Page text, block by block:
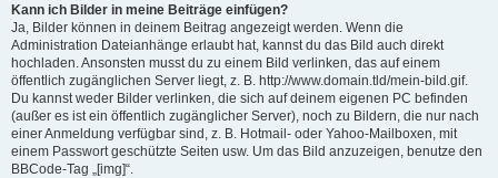
Kann ich Bilder in meine Beiträge einfügen?
Ja, Bilder können in deinem Beitrag angezeigt werden. Wenn die
Administration Dateianhänge erlaubt hat, kannst du das Bild auch direkt
hochladen. Ansonsten musst du zu einem Bild verlinken, das auf einem
öffentlich zugänglichen Server liegt, z. B. http://www.domain.tld/mein-bild.gif.
Du kannst weder Bilder verlinken, die sich auf deinem eigenen PC befinden
(außer es ist ein öffentlich zugänglicher Server), noch zu Bildern, die nur nach
einer Anmeldung verfügbar sind, z. B. Hotmail- oder Yahoo-Mailboxen, mit
einem Passwort geschützte Seiten usw. Um das Bild anzuzeigen, benutze den
BBCode-Tag „[img]“.